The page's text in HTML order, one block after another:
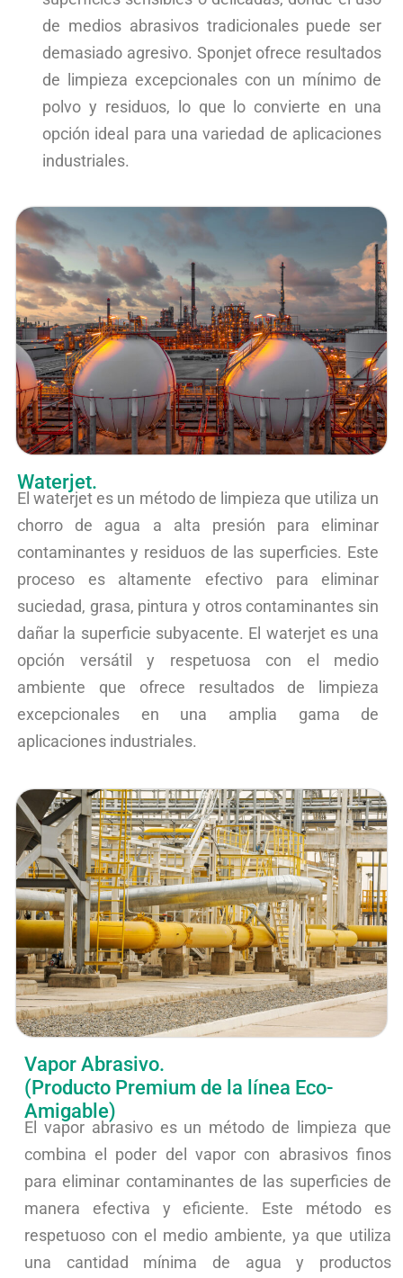
de medios abrasivos tradicionales puede ser
demasiado agresivo. Sponjet ofrece resultados
de limpieza excepcionales con un mínimo de
polvo y residuos, lo que lo convierte en una
opción ideal para una variedad de aplicaciones
industriales.
Waterjet.
El waterjet es un método de limpieza que utiliza un
chorro de agua a alta presión para eliminar
contaminantes y residuos de las superficies. Este
proceso es altamente efectivo para eliminar
suciedad, grasa, pintura y otros contaminantes sin
dañar la superficie subyacente. El waterjet es una
opción versátil y respetuosa con el medio
ambiente que ofrece resultados de limpieza
excepcionales en una amplia gama de
aplicaciones industriales.
Vapor Abrasivo.
(Producto Premium de la línea Eco-
Amigable)
El vapor abrasivo es un método de limpieza que
combina el poder del vapor con abrasivos finos
para eliminar contaminantes de las superficies de
manera efectiva y eficiente. Este método es
respetuoso con el medio ambiente, ya que utiliza
una cantidad mínima de agua y productos